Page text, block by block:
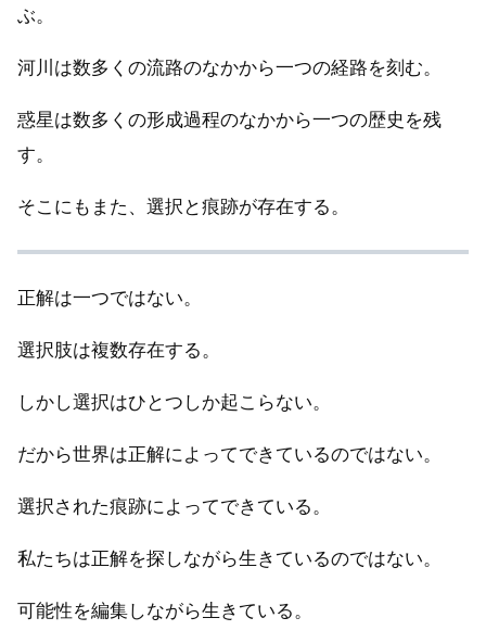
ぶ。
河川は数多くの流路のなかから一つの経路を刻む。
惑星は数多くの形成過程のなかから一つの歴史を残
す。
そこにもまた、選択と痕跡が存在する。
正解は一つではない。
選択肢は複数存在する。
しかし選択はひとつしか起こらない。
だから世界は正解によってできているのではない。
選択された痕跡によってできている。
私たちは正解を探しながら生きているのではない。
可能性を編集しながら生きている。